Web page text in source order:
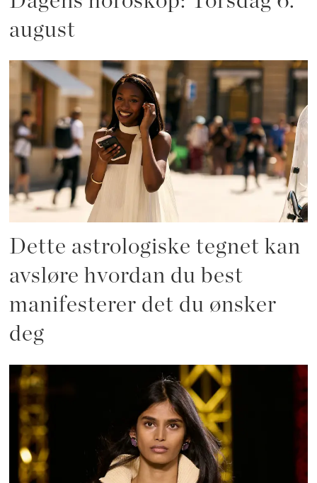
august
Dette astrologiske tegnet kan
avsløre hvordan du best
manifesterer det du ønsker
deg